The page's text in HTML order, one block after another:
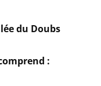
du Doubs
: